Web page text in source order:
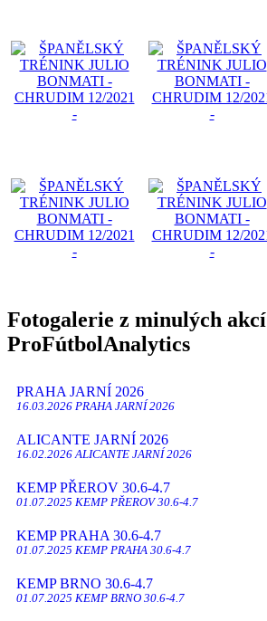
Fotogalerie z minulých akcí
ProFútbolAnalytics
PRAHA JARNÍ 2026
16.03.2026 PRAHA JARNÍ 2026
ALICANTE JARNÍ 2026
16.02.2026 ALICANTE JARNÍ 2026
KEMP PŘEROV 30.6-4.7
01.07.2025 KEMP PŘEROV 30.6-4.7
KEMP PRAHA 30.6-4.7
01.07.2025 KEMP PRAHA 30.6-4.7
KEMP BRNO 30.6-4.7
01.07.2025 KEMP BRNO 30.6-4.7